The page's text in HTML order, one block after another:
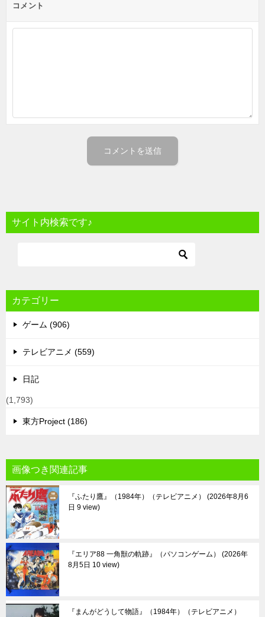
コメント
サイト内検索です♪
カテゴリー
ゲーム (906)
テレビアニメ (559)
日記
(1,793)
東方Project (186)
画像つき関連記事
『ふたり鷹』（1984年）（テレビアニメ）
2026年8月6
日 9 view
『エリア88 一角獣の軌跡』（パソコンゲーム）
2026年
8月5日 10 view
『まんがどうして物語』（1984年）（テレビアニメ）